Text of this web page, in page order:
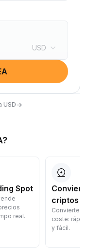
USD
USD→
Spot
real.
criptos
Convierte
coste:
y fácil.